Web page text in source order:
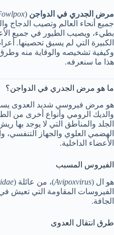
مرض الجدري في الدواجن (
جميع أنحاء العالم وتصيب الدجاج
بطيء، ويصيب الطيور في جميع
الكبيرة التي لم يسبق تحصينها.
وكيفية تشخيصه والوقاية منه
هذا ما سنعرفه.
ما هو مرض الجدري في الدواجن؟
هو مرض فيروسي شديد العدوى
والديك الرومي وأنواع أخرى من
الجلد والمناطق التي لا يوجد بها
الهضمي العلوي والجهاز
الأعضاء الداخلية.
الفيروس المسبب
هو ال (Avipoxvirus)، من عائلة (
الفيروسات المقاومة التي تعيش
الجافة.
طرق انتقال العدوى